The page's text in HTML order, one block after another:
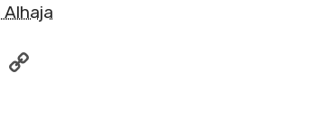
Alhaja
Email